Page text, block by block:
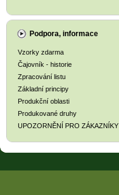
Podpora, informace
Vzorky zdarma
Čajovník - historie
Zpracování listu
Základní principy
Produkční oblasti
Produkované druhy
UPOZORNĚNÍ PRO ZÁKAZNÍKY